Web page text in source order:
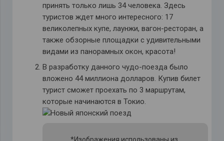
принять только лишь 34 человека. Здесь
туристов ждет много интересного: 17
великолепных купе, лаунжи, вагон-ресторан, а
также обзорные площадки с удивительными
видами из панорамных окон, красота!
В разработку данного чудо-поезда было
вложено 44 миллиона долларов. Купив билет
турист сможет проехать по 3 маршрутам,
которые начинаются в Токио.
*Изображения использованы из